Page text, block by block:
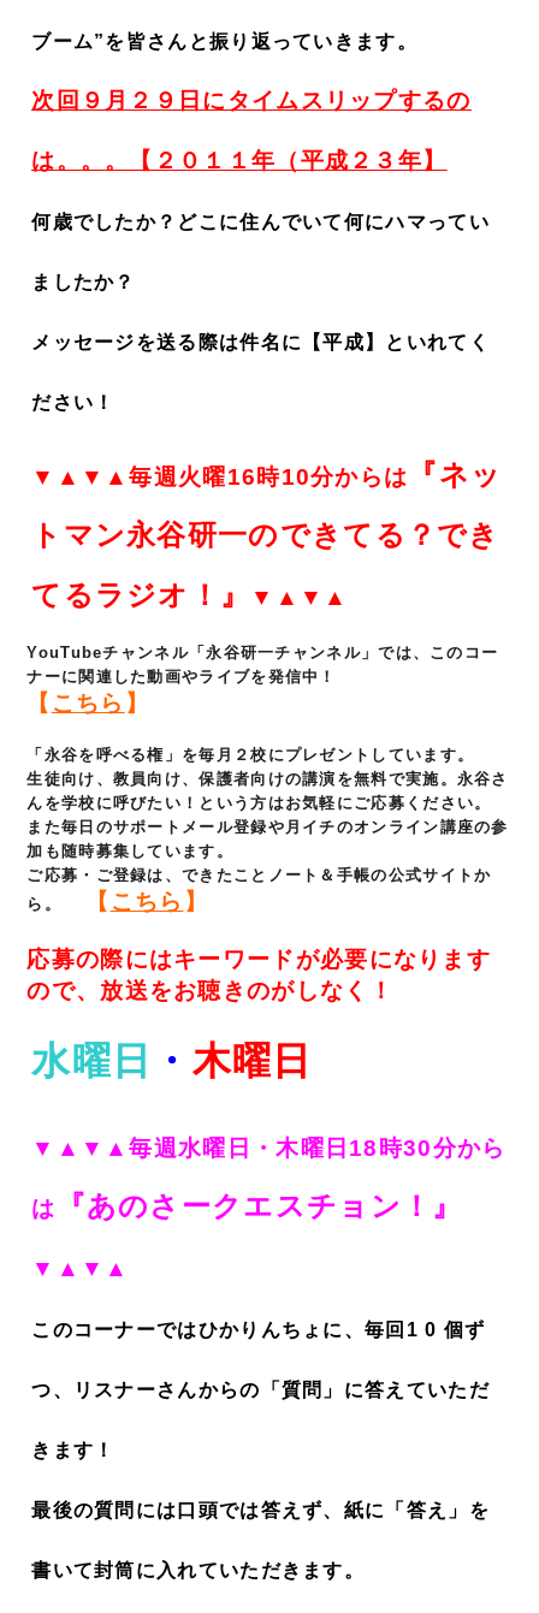
ブーム”を皆さんと振り返っていきます。
次回９月２９日にタイムスリップするの
は。。。【２０１１年（平成２３年】
何歳でしたか？どこに住んでいて何にハマってい
ましたか？
メッセージを送る際は件名に【平成】といれてく
ださい！
▼▲▼▲毎週火曜16時10分からは
『ネッ
トマン永谷研一のできてる？でき
てるラジオ！』
▼▲▼▲
YouTubeチャンネル「永谷研一チャンネル」では、このコー
ナーに関連した動画やライブを発信中！
【 こちら 】
「永谷を呼べる権」を毎月２校にプレゼントしています。
生徒向け、教員向け、保護者向けの講演を無料で実施。永谷さ
んを学校に呼びたい！という方はお気軽にご応募ください。
また毎日のサポートメール登録や月イチのオンライン講座の参
加も随時募集しています。
ご応募・ご登録は、できたことノート＆手帳の公式サイトか
ら。
【 こちら 】
応募の際にはキーワードが必要になります
ので、放送をお聴きのがしなく！
水曜日 ・ 木曜日
▼▲▼▲毎週水曜日・木曜日18時30分から
は 『あのさークエスチョン！ 』
▼▲▼▲
このコーナーではひかりんちょに、毎回1 0 個ず
つ、リスナーさんからの「質問」に答えていただ
きます！
最後の質問には口頭では答えず、紙に「答え」を
書いて封筒に入れていただきます。